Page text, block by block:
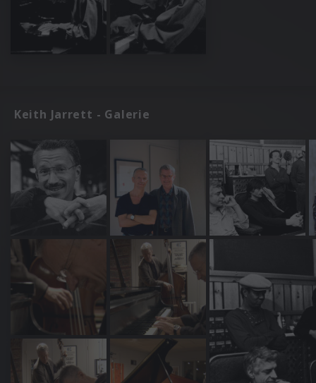
Keith Jarrett - Galerie